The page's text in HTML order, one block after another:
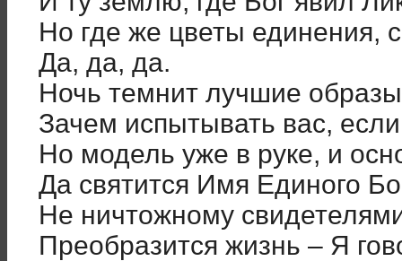
Но где же цветы единения,
Да, да, да.
Ночь темнит лучшие
Зачем испытывать вас,
Но модель уже в руке, и
Да святится Имя Единого
Не ничтожному
Преобразится жизнь – Я